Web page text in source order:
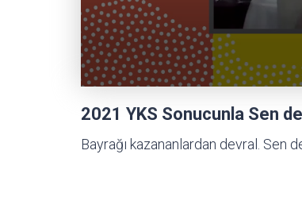
2021 YKS Sonucunla Sen
Bayrağı kazananlardan devral. Sen